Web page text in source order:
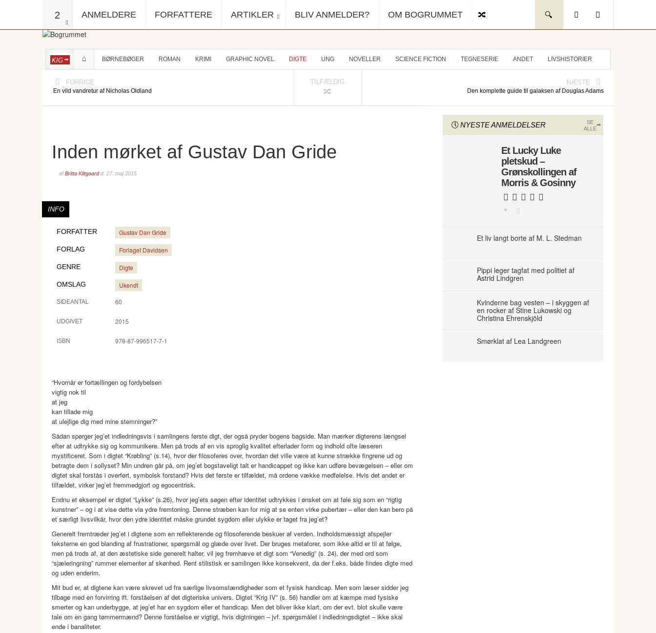
2 ANMELDERE FORFATTERE ARTIKLER BLIV ANMELDER? OM BOGRUMMET
KIG BØRNEBØGER ROMAN KRIMI GRAPHIC NOVEL DIGTE UNG NOVELLER SCIENCE FICTION TEGNESERIE ANDET LIVSHISTORIER
FORRIGE
En vild vandretur af Nicholas Oldland
TILFÆLDIG NÆSTE
Den komplette guide til galaksen af Douglas Adams
Inden mørket af Gustav Dan Gride
afBritta Klitgaardd. 27. maj 2015
INFO
FORFATTER Gustav Dan Gride
FORLAG Forlaget Davidsen
GENRE Digte
OMSLAG Ukendt
SIDEANTAL 60
UDGIVET 2015
ISBN 978-87-996517-7-1
“Hvornår er fortællingen og fordybelsen
vigtig nok til
at jeg
kan tillade mig
at ulejlige dig med mine stemninger?”
Sådan spørger jeg’et indledningsvis i samlingens første digt, der også pryder bogens bagside. Man mærker digterens længsel
efter at udtrykke sig og kommunikere. Men på trods af en vis sproglig kvalitet efterlader form og indhold ofte læseren
mystificeret. Som i digtet “Krøbling” (s.14), hvor der filosoferes over, hvordan det ville være at kunne strække fingrene ud og
betragte dem i sollyset? Min undren går på, om jeg’et bogstaveligt talt er handicappet og ikke kan udføre bevægelsen – eller om
digtet skal forstås i overført, symbolsk forstand? Hvis det første er tilfældet, må ordene vække medfølelse. Hvis det andet er
tilfældet, virker jeg’et fremmedgjort og egocentrisk.
Endnu et eksempel er digtet “Lykke” (s.26), hvor jeg’ets søgen efter identitet udtrykkes i ønsket om at føle sig som en “rigtig
kunstner” – og i at vise dette via ydre fremtoning. Denne stræben kan for mig at se enten virke pubertær – eller den kan bero på
et særligt livsvilkår, hvor den ydre identitet måske grundet sygdom eller ulykke er taget fra jeg’et?
Generelt fremtræder jeg’et i digtene som en reflekterende og filosoferende beskuer af verden. Indholdsmæssigt afspejler
teksterne en god blanding af frustrationer, spørgsmål og glæde over livet. Der bruges metaforer, som ikke altid er til at følge,
men på trods af, at den æstetiske side generelt halter, vil jeg fremhæve et digt som “Venedig” (s. 24), der med ord som
“sjæleringning” rummer elementer af skønhed. Rent stilistisk er samlingen ikke konsekvent, da der f.eks. både findes digte med
og uden enderim.
Mit bud er, at digtene kan være skrevet ud fra særlige livsomstændigheder som et fysisk handicap. Men som læser sidder jeg
tilbage med en forvirring ift. forståelsen af det digteriske univers. Digtet “Krig IV” (s. 56) handler om at kæmpe med fysiske
smerter og kan underbygge, at jeg’et har en sygdom eller et handicap. Men det bliver ikke klart, om der evt. blot skulle være
tale om en gang tømmermænd? Denne forståelse er vigtigt, hvis digtningen – jvf. spørgsmålet i indledningsdigtet – ikke skal
ende i banaliteter.
NYESTE ANMELDELSER
SE
ALLE
Et Lucky Luke
pletskud –
Grønskollingen af
Morris & Gosinny
Et liv langt borte af M. L. Stedman
Pippi leger tagfat med politiet af
Astrid Lindgren
Kvinderne bag vesten – i skyggen af
en rocker af Stine Lukowski og
Christina Ehrenskjöld
Smørklat af Lea Landgreen